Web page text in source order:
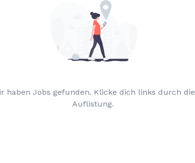
haben Jobs gefunden. Klicke dich links durch die
Auflistung.